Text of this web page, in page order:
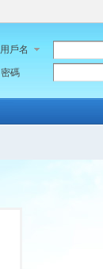
用戶名
密碼